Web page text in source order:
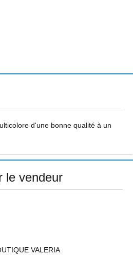
d'une bonne qualité à un
le vendeur
VALERIA